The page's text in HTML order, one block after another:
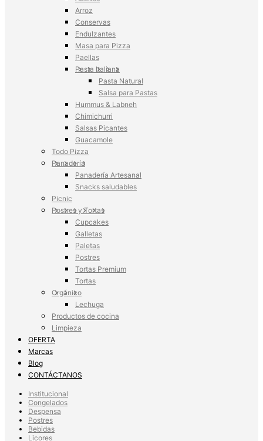
Arroz
Conservas
Endulzantes
Masa para Pizza
Paellas
Pasta Italiana
Pasta Natural
Salsa para Pastas
Hummus & Labneh
Chimichurri
Salsas Picantes
Guacamole
Todo Pizza
Panadería
Panadería Artesanal
Snacks saludables
Picnic
Postres y Tortas
Cupcakes
Galletas
Paletas
Postres
Tortas Premium
Tortas
Orgánico
Lechuga
Productos de cocina
Limpieza
OFERTA
Marcas
Blog
CONTÁCTANOS
Institucional
Congelados
Despensa
Postres
Bebidas
Licores